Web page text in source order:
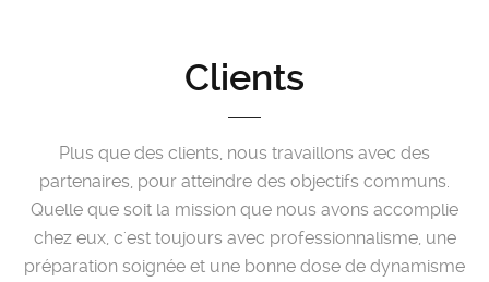
Clients
Plus que des clients, nous travaillons avec des
partenaires, pour atteindre des objectifs communs.
Quelle que soit la mission que nous avons accomplie
chez eux, c'est toujours avec professionnalisme, une
préparation soignée et une bonne dose de dynamisme